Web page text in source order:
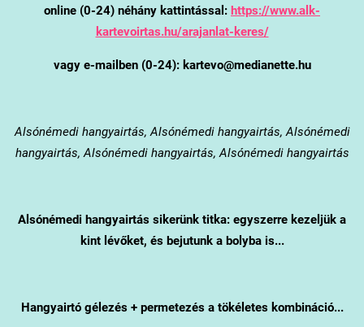
online (0-24) néhány kattintással: https://www.alk-
kartevoirtas.hu/arajanlat-keres/
vagy e-mailben (0-24): kartevo@medianette.hu
Alsónémedihangyairtás, Alsónémedi hangyairtás, Alsónémedi
hangyairtás, Alsónémedi hangyairtás, Alsónémedi hangyairtás
Alsónémedi hangyairtás sikerünk titka: egyszerre kezeljük a
kint lévőket, és bejutunk a bolyba is...
Hangyairtó gélezés + permetezés a tökéletes kombináció...